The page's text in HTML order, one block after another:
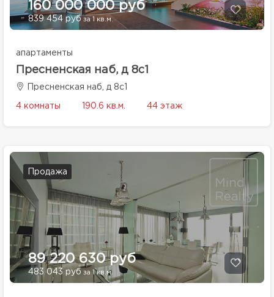
160 000 000 руб
839 454 руб за 1 кв.м.
апартаменты
Пресненская наб, д 8с1
Пресненская наб, д 8с1
4 комнаты 190.6 кв.м. 44 этаж
Продажа
89 220 630 руб
483 043 руб за 1 кв.м.